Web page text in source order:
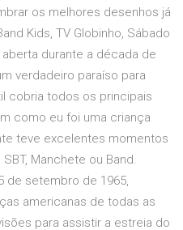
os melhores desenhos já
Kids, TV Globinho, Sábado
aberta durante a década de
verdadeiro paraíso para
cobria todos os principais
como eu foi uma criança
teve excelentes momentos
Manchete ou Band.
de setembro de 1965,
americanas de todas as
para assistir a estreia do